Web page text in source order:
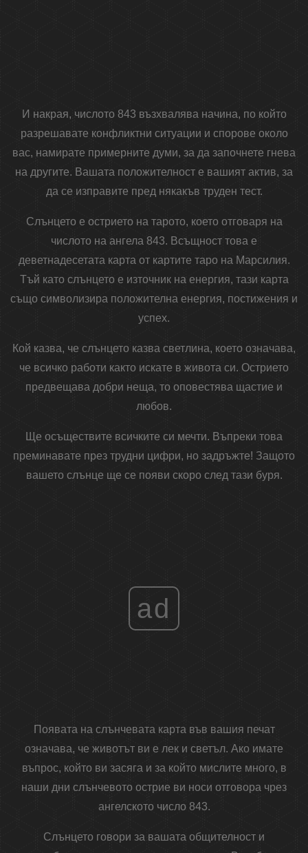
И накрая, числото 843 възхвалява начина, по който
разрешавате конфликтни ситуации и спорове около
вас, намирате примерните думи, за да започнете гнева
на другите. Вашата положителност е вашият актив, за
да се изправите пред някакъв труден тест.
Слънцето е острието на тарото, което отговаря на
числото на ангела 843. Всъщност това е
деветнадесетата карта от картите таро на Марсилия.
Тъй като слънцето е източник на енергия, тази карта
също символизира положителна енергия, постижения и
успех.
Кой казва, че слънцето казва светлина, което означава,
че всичко работи както искате в живота си. Острието
предвещава добри неща, то оповестява щастие и
любов.
Ще осъществите всичките си мечти. Въпреки това
преминавате през трудни цифри, но задръжте! Защото
вашето слънце ще се появи скоро след тази буря.
ad
Появата на слънчевата карта във вашия печат
означава, че животът ви е лек и светъл. Ако имате
въпрос, който ви засяга и за който мислите много, в
наши дни слънчевото острие ви носи отговора чрез
ангелското число 843.
Слънцето говори за вашата общителност и